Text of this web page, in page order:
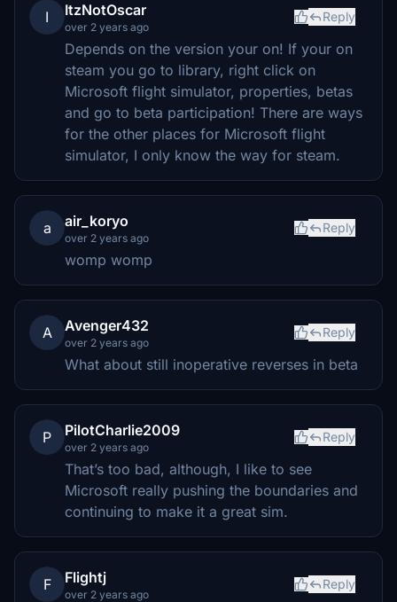
I ItzNotOscar
over 2 years ago
Reply
Depends on the version your on! If your on
steam you go to library, right click on
Microsoft flight simulator, properties, betas
and go to beta participation! There are ways
for the other places for Microsoft flight
simulator, I only know the way for steam.
a air_koryo
over 2 years ago
Reply
womp womp
A Avenger432
over 2 years ago
Reply
What about still inoperative reverses in beta
P PilotCharlie2009
over 2 years ago
Reply
That’s too bad, although, I like to see
Microsoft really pushing the boundaries and
continuing to make it a great sim.
F Flightj
over 2 years ago
Reply